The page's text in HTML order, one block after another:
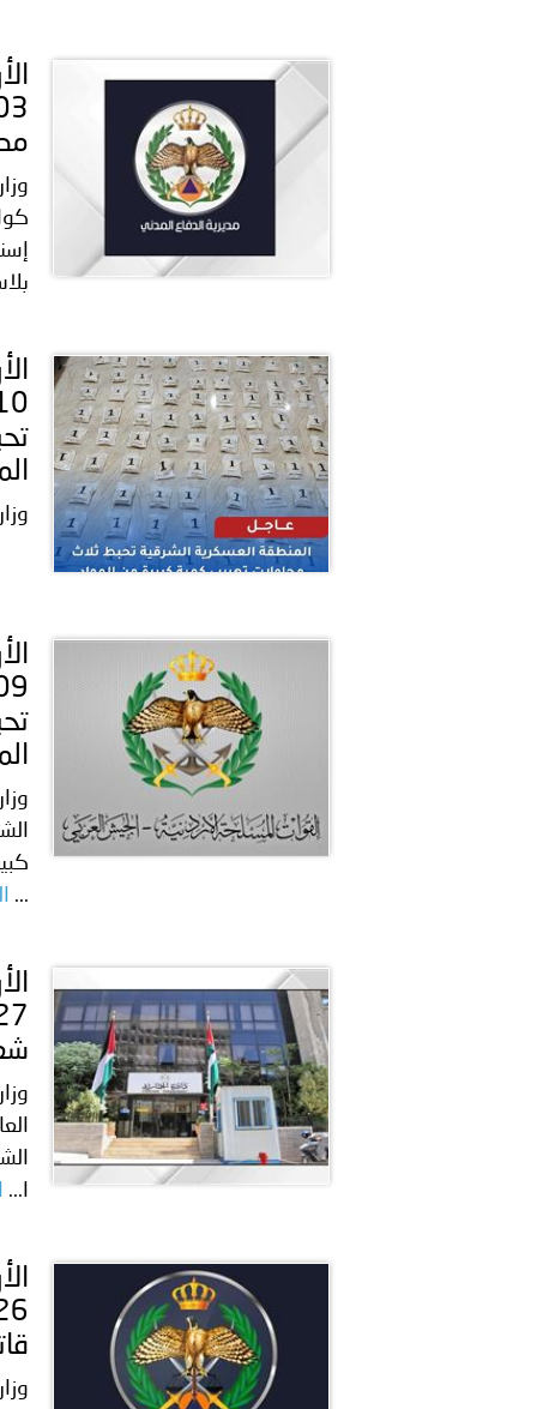
...
ا...